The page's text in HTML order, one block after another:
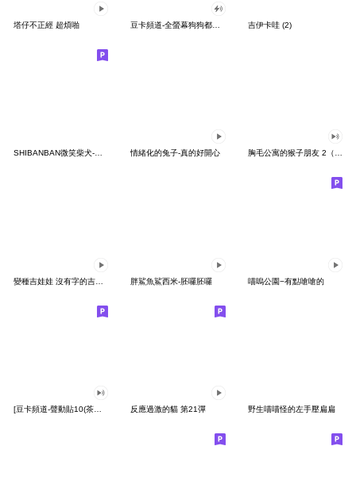
塔仔不正經 超煩啪 吉伊卡哇 (2)
SHIBANBAN微笑柴犬-廢柴寶寶日常 情緒化的兔子-真的好開心 胸毛公寓的猴子朋友 2（有聲動態）
胖鯊魚鯊西米-胚囉胚囉 喵嗚公園−有點嗆嗆的
反應過激的貓 第21彈 野生喵喵怪的左手壓扁扁